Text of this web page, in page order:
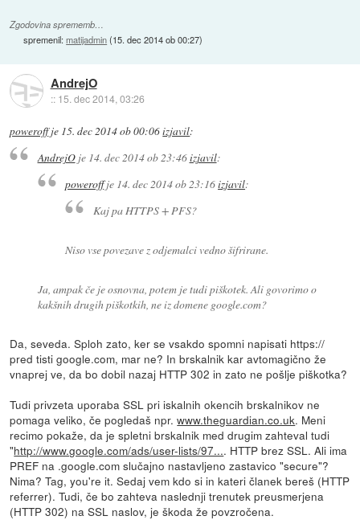
Zgodovina sprememb…
spremenil:matijadmin(15. dec 2014 ob 00:27)
AndrejO
:: 15. dec 2014, 03:26
poweroffje 15. dec 2014 ob 00:06izjavil:
AndrejOje 14. dec 2014 ob 23:46izjavil:
poweroffje 14. dec 2014 ob 23:16izjavil:
Kaj pa HTTPS + PFS?
Niso vse povezave z odjemalci vedno šifrirane.
Ja, ampak če je osnovna, potem je tudi piškotek. Ali govorimo o
kakšnih drugih piškotkih, ne iz domene google.com?
Da, seveda. Sploh zato, ker se vsakdo spomni napisati https://
pred tisti google.com, mar ne? In brskalnik kar avtomagično že
vnaprej ve, da bo dobil nazaj HTTP 302 in zato ne pošlje piškotka?
Tudi privzeta uporaba SSL pri iskalnih okencih brskalnikov ne
pomaga veliko, če pogledaš npr.www.theguardian.co.uk. Meni
recimo pokaže, da je spletni brskalnik med drugim zahteval tudi
"http://www.google.com/ads/user-lists/97.... HTTP brez SSL. Ali ima
PREF na .google.com slučajno nastavljeno zastavico "secure"?
Nima? Tag, you're it. Sedaj vem kdo si in kateri članek bereš (HTTP
referrer). Tudi, če bo zahteva naslednji trenutek preusmerjena
(HTTP 302) na SSL naslov, je škoda že povzročena.